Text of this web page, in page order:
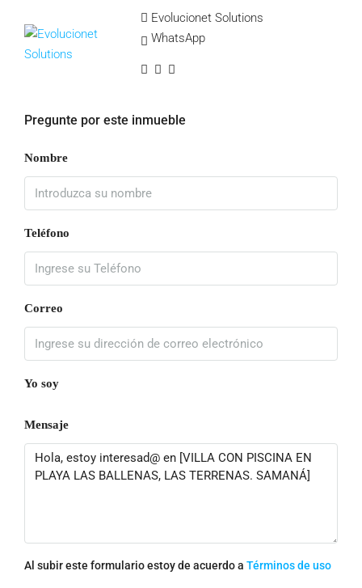
Evolucionet Solutions
WhatsApp
Pregunte por este inmueble
Nombre
Teléfono
Correo
Yo soy
Mensaje
Al subir este formulario estoy de acuerdo a Términos de uso